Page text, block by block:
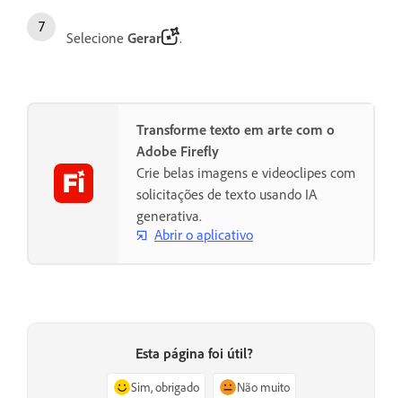
Selecione Gerar .
Transforme texto em arte com o
Adobe Firefly
Crie belas imagens e videoclipes com
solicitações de texto usando IA
generativa.
Abrir o aplicativo
Esta página foi útil?
Sim, obrigado Não muito